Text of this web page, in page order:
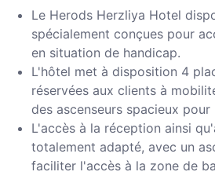
Le Herods Herzliya Hotel
spécialement conçues pour
en situation de handicap.
L'hôtel met à disposition 4
réservées aux clients à
des ascenseurs spacieux
L'accès à la réception ainsi
totalement adapté, avec un
faciliter l'accès à la zone de